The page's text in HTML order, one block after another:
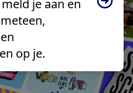
je aan en
op je.